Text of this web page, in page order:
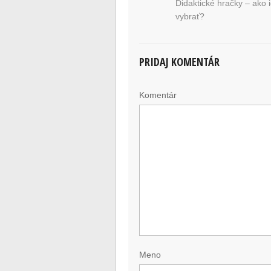
Didaktické hračky – ako
vybrať?
PRIDAJ KOMENTÁR
Komentár
Meno